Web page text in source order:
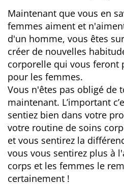
Maintenant que vous en
femmes aiment et
d'un homme, vous êtes
créer de nouvelles
corporelle qui vous feront
pour les femmes.
Vous n'êtes pas obligé de
maintenant. L’important
sentiez bien dans votre
votre routine de soins
et vous sentirez la
vous vous sentirez plus à
corps et les femmes le
certainement !